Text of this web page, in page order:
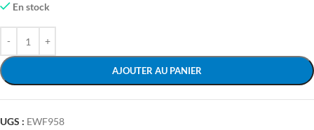
En stock
AJOUTER AU PANIER
UGS : EWF958